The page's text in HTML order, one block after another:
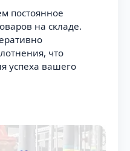
постоянное
на складе.
что
успеха вашего